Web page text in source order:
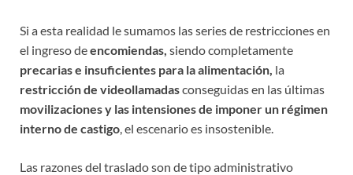
Si a esta realidad le sumamos las series de restricciones en
el ingreso deencomiendas, siendo completamente
precarias e insuficientes para la alimentación, la
restricción de videollamadasconseguidasen las últimas
movilizaciones y las intensiones de imponer un régimen
interno de castigo, el escenario es insostenible.
Las razones del traslado son de tipo administrativo